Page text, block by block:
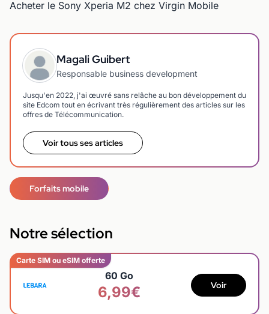
Acheter le Sony Xperia M2 chez Virgin Mobile
Magali Guibert
Responsable business development
Jusqu'en 2022, j'ai œuvré sans relâche au bon développement du
site Edcom tout en écrivant très régulièrement des articles sur les
offres de Télécommunication.
Voir tous ses articles
Forfaits mobile
Notre sélection
Carte SIM ou eSIM offerte
60 Go
6,99€ Voir